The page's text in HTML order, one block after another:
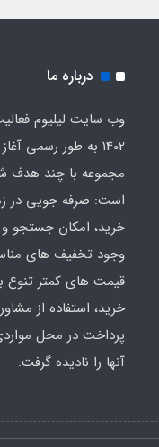
درباره ما
وب سایت لیلیوم
1402 به طور رسمی
مجموعه با چند هدف
است: صرفه جویی در
خرید، امکان جستجو و
وجود تخفیف های
قیمت های کمتر تنوع
خرید، استفاده از
پرداخت در محل
آنها را نادیده گرفت.